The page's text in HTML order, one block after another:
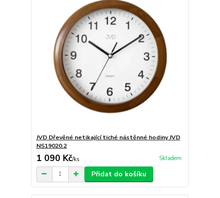
JVD Dřevěné netikající tiché nástěnné hodiny JVD
NS19020.2
1 090 Kč/ks Skladem
Přidat do košíku